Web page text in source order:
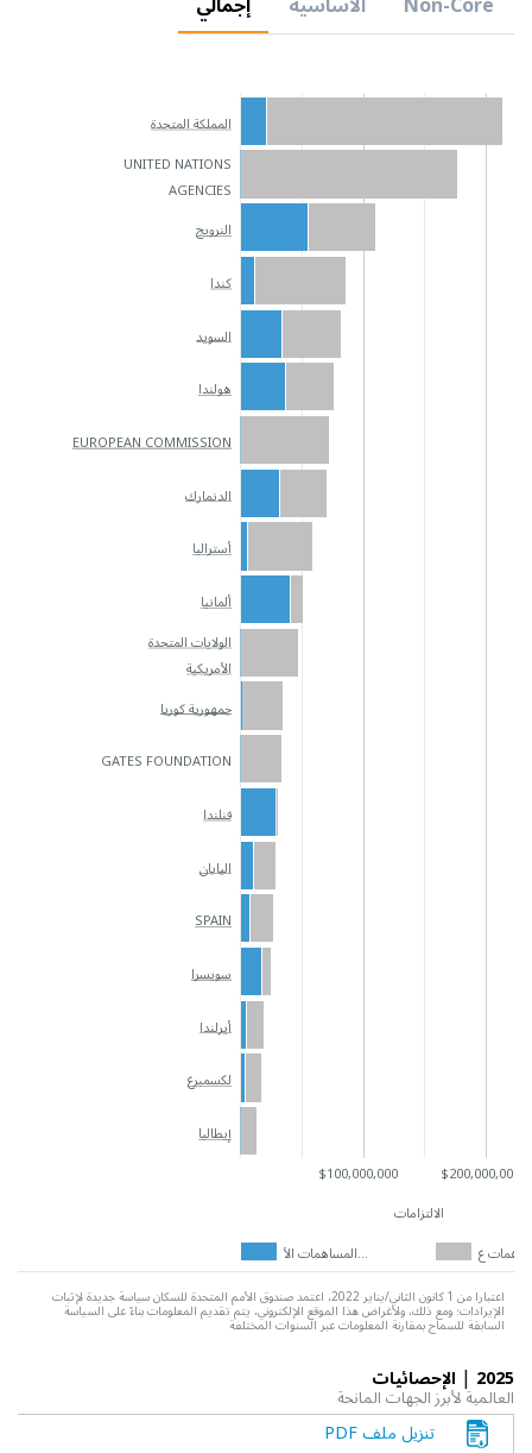
المساهمات الأ…
$100,000,000 $200,000,000
المملكة المتحدة
UNITED NATIONS
AGENCIES
النرويج
كندا
السويد
هولندا
EUROPEAN COMMISSION
الدنمارك
أستراليا
ألمانيا
الولايات المتحدة
الأمريكية
جمهورية كوريا
GATES FOUNDATION
فنلندا
اليابان
SPAIN
سويسرا
أيرلندا
لكسمبرغ
إيطاليا
الالتزامات
اعتبارا من 1 كانون الثاني/يناير 2022، اعتمد صندوق الأمم المتحدة للسكان سياسة جديدة لإثبات
الإيرادات؛ ومع ذلك، ولأغراض هذا الموقع الإلكتروني، يتم تقديم المعلومات بناءً على السياسة
السابقة للسماح بمقارنة المعلومات عبر السنوات المختلفة
2025
| الإحصائيات
العالمية لأبرز الجهات المانحة
تنزيل ملف PDF